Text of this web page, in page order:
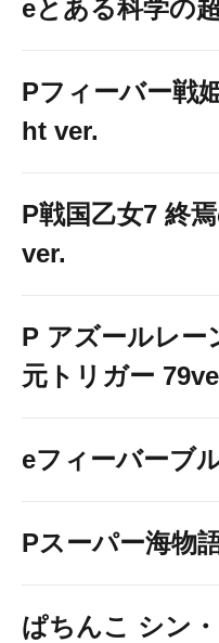
eとある科学の
Pフィーバー戦
ht ver.
P戦国乙女7 終
ver.
P アズールレー
元トリガー
eフィーバーブ
Pスーパー海物
ぱちんこ シン